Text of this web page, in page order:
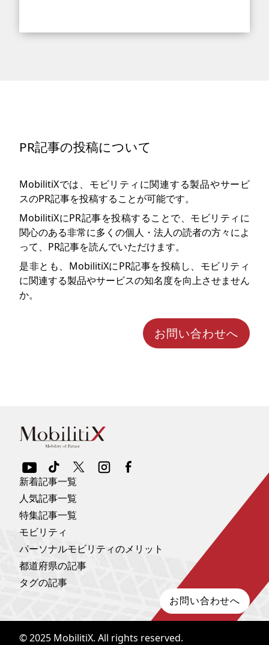
PR記事の投稿について
MobilitiXでは、モビリティに関連する製品やサービ
スのPR記事を投稿することが可能です。
MobilitiXにPR記事を投稿することで、モビリティに
関心のある非常に多くの個人・法人の読者の方々によ
って、PR記事を読んでいただけます。
是非とも、MobilitiXにPR記事を投稿し、モビリティ
に関連する製品やサービスの知名度を向上させません
か。
お問い合わせへ
お問い合わせへ
新着記事一覧
人気記事一覧
特集記事一覧
モビリティ
パーソナルモビリティのメリット
都道府県の記事
タグの記事
© 2025 MobilitiX. All rights reserved.